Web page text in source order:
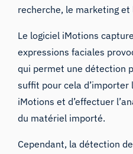
recherche, le marketing
Le logiciel iMotions
expressions faciales
qui permet une détection
suffit pour cela d’importer
iMotions et d’effectuer
du matériel importé.
Cependant, la détection